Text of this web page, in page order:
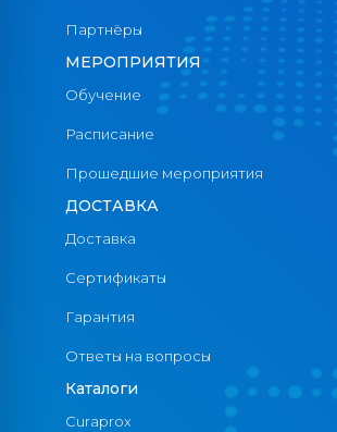
8 (3952) 43‒66‒99
Пн-Пт 09:00 до
Партнёры
МЕРОПРИЯТИЯ
Обучение
Расписание
Прошедшие мероприятия
ДОСТАВКА
Доставка
Сертификаты
Гарантия
Ответы на вопросы
Каталоги
Curaprox